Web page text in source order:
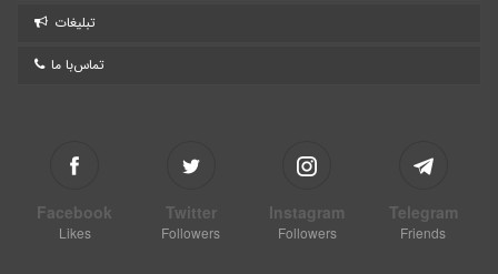
تبلیغات
تماس‌با ما
Facebook
Likes
Twitter
Followers
Instagram
Followers
Telegram
Friends